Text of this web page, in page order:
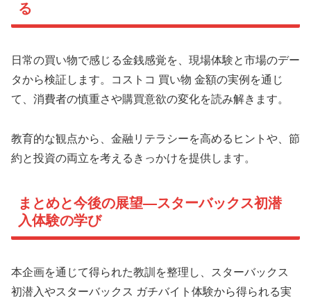
る
日常の買い物で感じる金銭感覚を、現場体験と市場のデー
タから検証します。コストコ 買い物 金額の実例を通じ
て、消費者の慎重さや購買意欲の変化を読み解きます。
教育的な観点から、金融リテラシーを高めるヒントや、節
約と投資の両立を考えるきっかけを提供します。
まとめと今後の展望—スターバックス初潜
入体験の学び
本企画を通じて得られた教訓を整理し、スターバックス
初潜入やスターバックス ガチバイト体験から得られる実